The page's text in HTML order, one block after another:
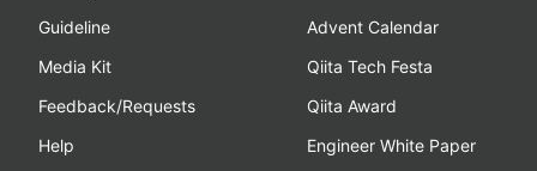
Guideline
Media Kit
Feedback/Requests
Help
Advent Calendar
Qiita Tech Festa
Qiita Award
Engineer White Paper